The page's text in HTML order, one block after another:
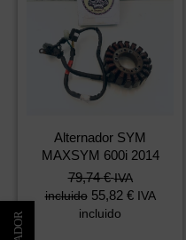
Alternador SYM
MAXSYM 600i 2014
79,74€ IVA
incluido 55,82 € IVA
incluido